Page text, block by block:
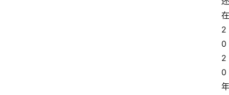
在
2
0
2
0
年